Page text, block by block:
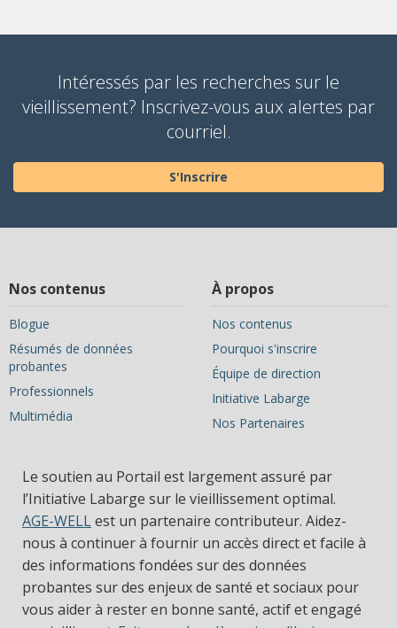
Intéressés par les recherches sur le
vieillissement? Inscrivez-vous aux alertes par
courriel.
S'Inscrire
Nos contenus
Blogue
Résumés de données
probantes
Professionnels
Multimédia
À propos
Nos contenus
Pourquoi s'inscrire
Équipe de direction
Initiative Labarge
Nos Partenaires
Le soutien au Portail est largement assuré par
l’Initiative Labarge sur le vieillissement optimal.
AGE-WELLest un partenaire contributeur. Aidez-
nous à continuer à fournir un accès direct et facile à
des informations fondées sur des données
probantes sur des enjeux de santé et sociaux pour
vous aider à rester en bonne santé, actif et engagé